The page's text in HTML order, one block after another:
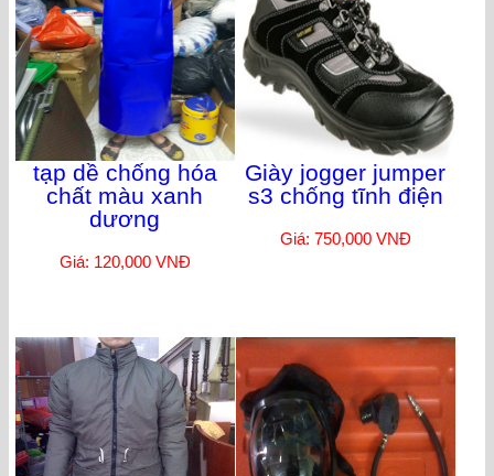
tạp dề chống hóa
chất màu xanh
dương
Giá: 120,000 VNĐ
Giày jogger jumper
s3 chống tĩnh điện
Giá: 750,000 VNĐ